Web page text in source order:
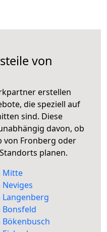
von
erstellen
die speziell auf
sind. Diese
davon, ob
von Fronberg oder
planen.
Mitte